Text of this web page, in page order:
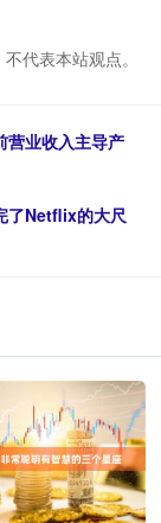
代表本站观点。
营业收入主导产
了Netflix的大尺